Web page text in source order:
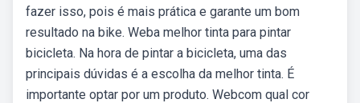
fazer isso, pois é mais prática e garante um bom
resultado na bike. Weba melhor tinta para pintar
bicicleta. Na hora de pintar a bicicleta, uma das
principais dúvidas é a escolha da melhor tinta. É
importante optar por um produto. Webcom qual cor